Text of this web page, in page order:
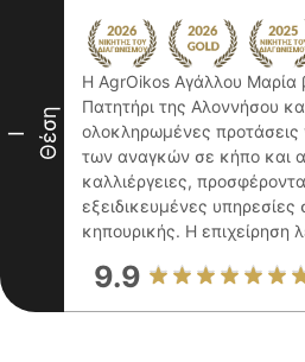
I Θέση
Η AgrOikos Αγάλλου Μαρία
Πατητήρι της Αλοννήσου
ολοκληρωμένες προτάσεις
των αναγκών σε κήπο και
καλλιέργειες,
εξειδικευμένες υπηρεσίες
κηπουρικής. Η επιχείρηση
9.9